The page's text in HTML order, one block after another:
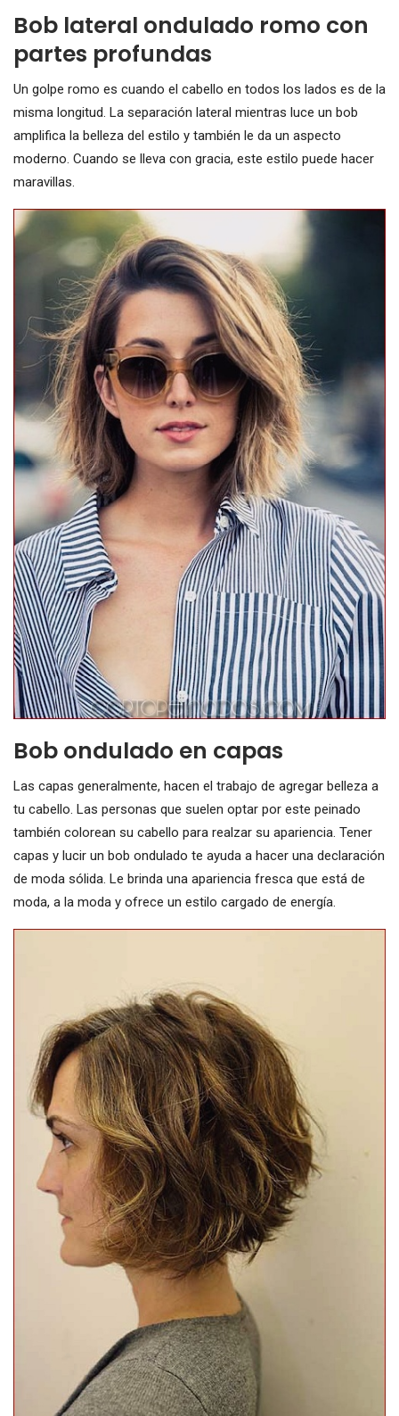
Bob lateral ondulado romo con
partes profundas
Un golpe romo es cuando el cabello en todos los lados es de la
misma longitud. La separación lateral mientras luce un bob
amplifica la belleza del estilo y también le da un aspecto
moderno. Cuando se lleva con gracia, este estilo puede hacer
maravillas.
Bob ondulado en capas
Las capas generalmente, hacen el trabajo de agregar belleza a
tu cabello. Las personas que suelen optar por este peinado
también colorean su cabello para realzar su apariencia. Tener
capas y lucir un bob ondulado te ayuda a hacer una declaración
de moda sólida. Le brinda una apariencia fresca que está de
moda, a la moda y ofrece un estilo cargado de energía.